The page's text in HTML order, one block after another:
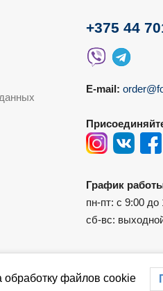
+375 44
E-mail:
График
пн-пт: с 9:00 до
сб-вс:
обработку файлов cookie